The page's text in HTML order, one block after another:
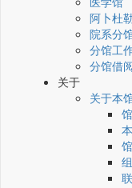
阿卜杜
院系分
分馆工
分馆借
关于
关于本